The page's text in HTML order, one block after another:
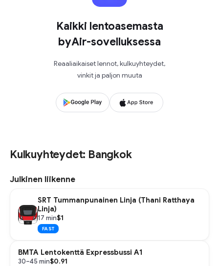
Kaikki lentoasemasta
byAir-sovelluksessa
Reaaliaikaiset lennot, kulkuyhteydet,
vinkit ja paljon muuta
Kulkuyhteydet: Bangkok
Julkinen liikenne
SRT Tummanpunainen Linja (Thani Ratthaya
Linja)
17 min$1
FAST
BMTA Lentokenttä Expressbussi A1
30–45 min$0.91